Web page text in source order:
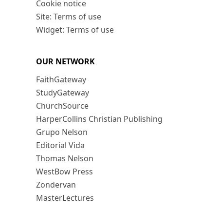
Cookie notice
Site: Terms of use
Widget: Terms of use
OUR NETWORK
FaithGateway
StudyGateway
ChurchSource
HarperCollins Christian Publishing
Grupo Nelson
Editorial Vida
Thomas Nelson
WestBow Press
Zondervan
MasterLectures